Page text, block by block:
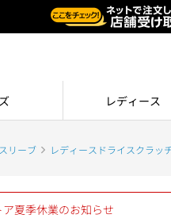
レディース
リーブ レディースドライスクラッ
夏季休業のお知らせ